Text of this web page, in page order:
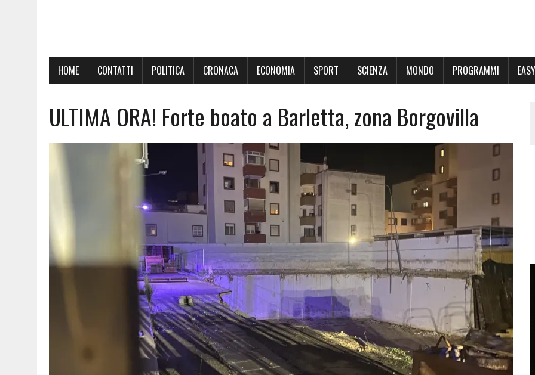
HOME CONTATTI POLITICA CRONACA ECONOMIA SPORT SCIENZA MONDO PROGRAMMI
ULTIMA ORA! Forte boato a Barletta, zona Borgovilla